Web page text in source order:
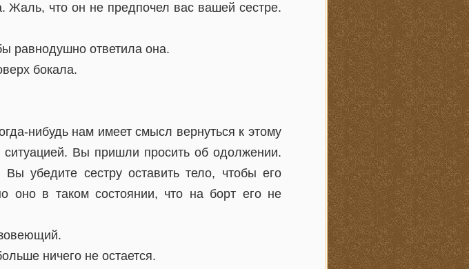
Жаль, что он не предпочел вас вашей сестре.
равнодушно ответила она.
бокала.
нибудь нам имеет смысл вернуться к этому
Вы пришли просить об одолжении.
убедите сестру оставить тело, чтобы его
оно в таком состоянии, что на борт его не
ничего не остается.